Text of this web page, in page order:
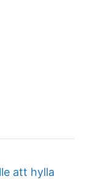
att hylla